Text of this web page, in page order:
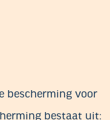
bescherming voor
bestaat uit: